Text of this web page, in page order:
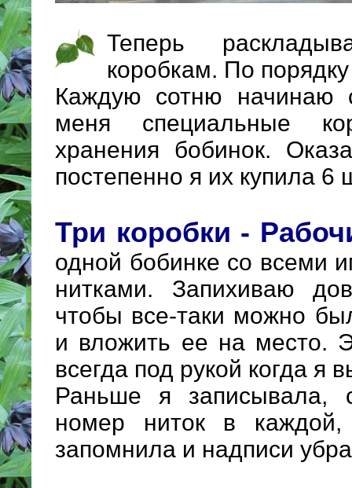
Теперь
коробкам. По
Каждую сотню начинаю
меня специальные
хранения бобинок.
постепенно я их купила 6
Три коробки -
одной бобинке со всеми
нитками. Запихиваю
чтобы все-таки можно
и вложить ее на место.
всегда под рукой когда я
Раньше я записывала,
номер ниток в
запомнила и надписи